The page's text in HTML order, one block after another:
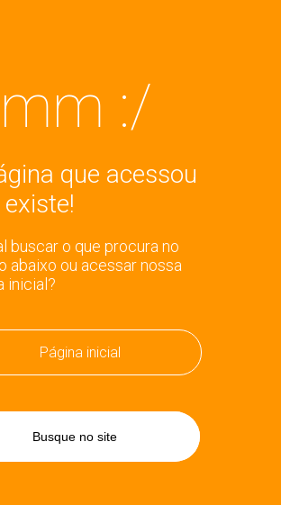
:/
que acessou
buscar o que procura no
abaixo ou acessar nossa
inicial?
Página inicial